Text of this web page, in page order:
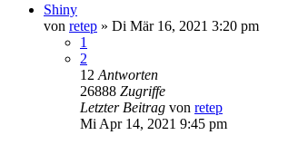
Shiny
von retep » Di Mär 16, 2021 3:20 pm
1
2
12 Antworten
26888 Zugriffe
Letzter Beitrag von retep
Mi Apr 14, 2021 9:45 pm